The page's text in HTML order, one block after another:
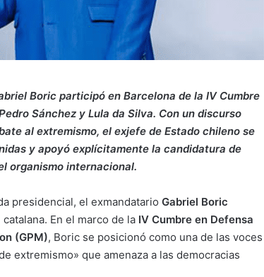
Boric participó en Barcelona de la IV Cumbre
Sánchez y Lula da Silva. Con un discurso
al extremismo, el exjefe de Estado chileno se
y apoyó explícitamente la candidatura de
organismo internacional.
presidencial, el exmandatario Gabriel Boric
En el marco de la IV Cumbre en Defensa
(GPM), Boric se posicionó como una de las voces
extremismo» que amenaza a las democracias